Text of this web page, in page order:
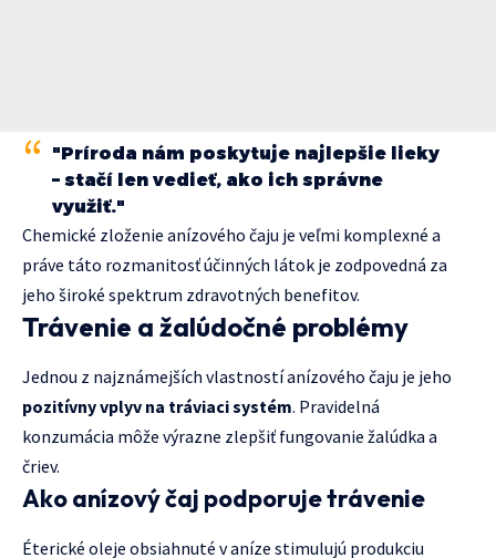
"Príroda nám poskytuje najlepšie lieky
– stačí len vedieť, ako ich správne
využiť."
Chemické zloženie anízového čaju je veľmi komplexné a
práve táto rozmanitosť účinných látok je zodpovedná za
jeho široké spektrum zdravotných benefitov.
Trávenie a žalúdočné problémy
Jednou z najznámejších vlastností anízového čaju je jeho
pozitívny vplyv na tráviaci systém. Pravidelná
konzumácia môže výrazne zlepšiť fungovanie žalúdka a
čriev.
Ako anízový čaj podporuje trávenie
Éterické oleje obsiahnuté v aníze stimulujú produkciu